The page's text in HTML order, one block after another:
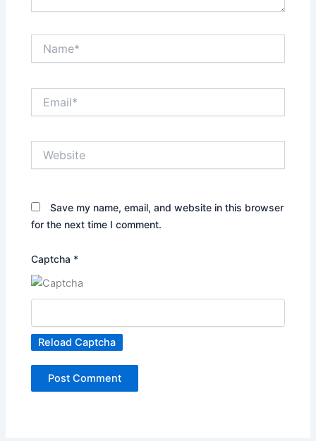
Save my name, email, and website in this browser
for the next time I comment.
Captcha *
Reload Captcha